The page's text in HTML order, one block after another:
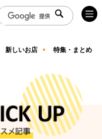
新しいお店 特集・まとめ